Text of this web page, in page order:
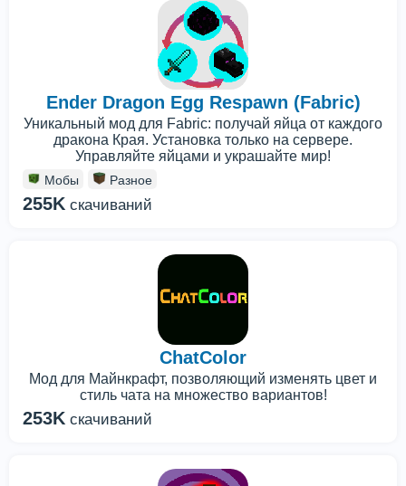
Ender Dragon Egg Respawn (Fabric)
Уникальный мод для Fabric: получай яйца от каждого
дракона Края. Установка только на сервере.
Управляйте яйцами и украшайте мир!
Мобы Разное
255K скачиваний
ChatColor
Мод для Майнкрафт, позволяющий изменять цвет и
стиль чата на множество вариантов!
253K скачиваний